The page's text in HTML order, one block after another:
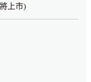
上市)